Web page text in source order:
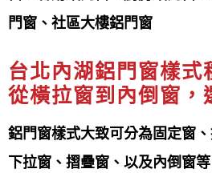
專營產品項目Our
鋁門窗工程宅急便提供台北內湖
多元，主要可分為 鋁窗（如氣
門窗、社區大樓鋁門窗
台北內湖鋁門窗樣式
從橫拉窗到 內倒窗
鋁門窗樣式大致可分為固定窗
下拉窗、摺疊窗、以及內倒窗